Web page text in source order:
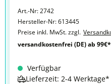
Art.-Nr:2742
Hersteller-Nr:613445
Preise inkl. MwSt. zzgl.
versandkostenfrei (DE) ab
Verfügbar
Lieferzeit: 2-4 Werktage*